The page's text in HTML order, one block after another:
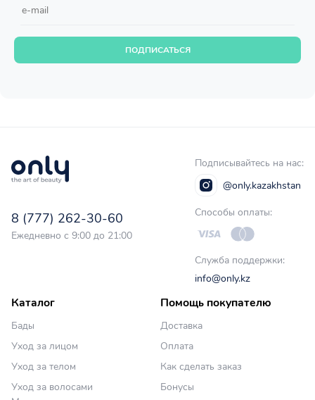
ПОДПИСАТЬСЯ
8 (777) 262-30-60
Ежедневно с 9:00 до 21:00
Подписывайтесь на нас:
@only.kazakhstan
Способы оплаты:
Служба поддержки:
info@only.kz
Каталог
Бады
Уход за лицом
Уход за телом
Уход за волосами
Помощь покупателю
Доставка
Оплата
Как сделать заказ
Бонусы